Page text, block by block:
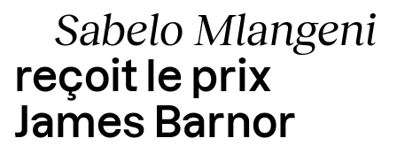
Sabelo Mlangeni
reçoit le prix
James Barnor